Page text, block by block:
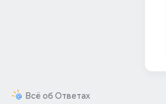
Всё об Ответах